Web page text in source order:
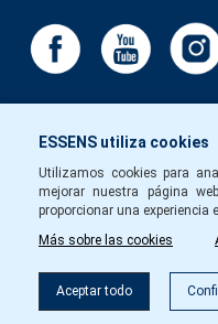
ESSENS utiliza cookies
Utilizamos cookies para
mejorar nuestra página
proporcionar una experiencia
Más sobre las cookies
Aceptar todo